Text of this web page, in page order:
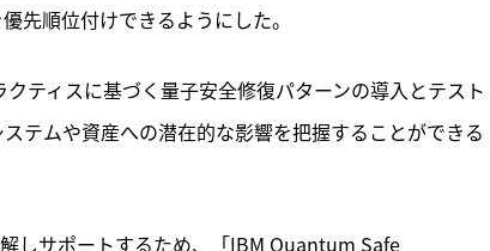
先順位付けできるようにした。
ティスに基づく量子安全修復パターンの導入とテスト
テムや資産への潜在的な影響を把握することができる
しサポートするため、「IBM Quantum Safe